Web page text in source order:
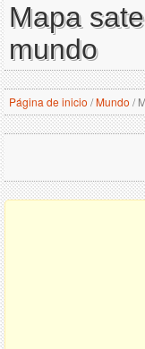
Mapa
mundo
Página de inicio /Mundo /